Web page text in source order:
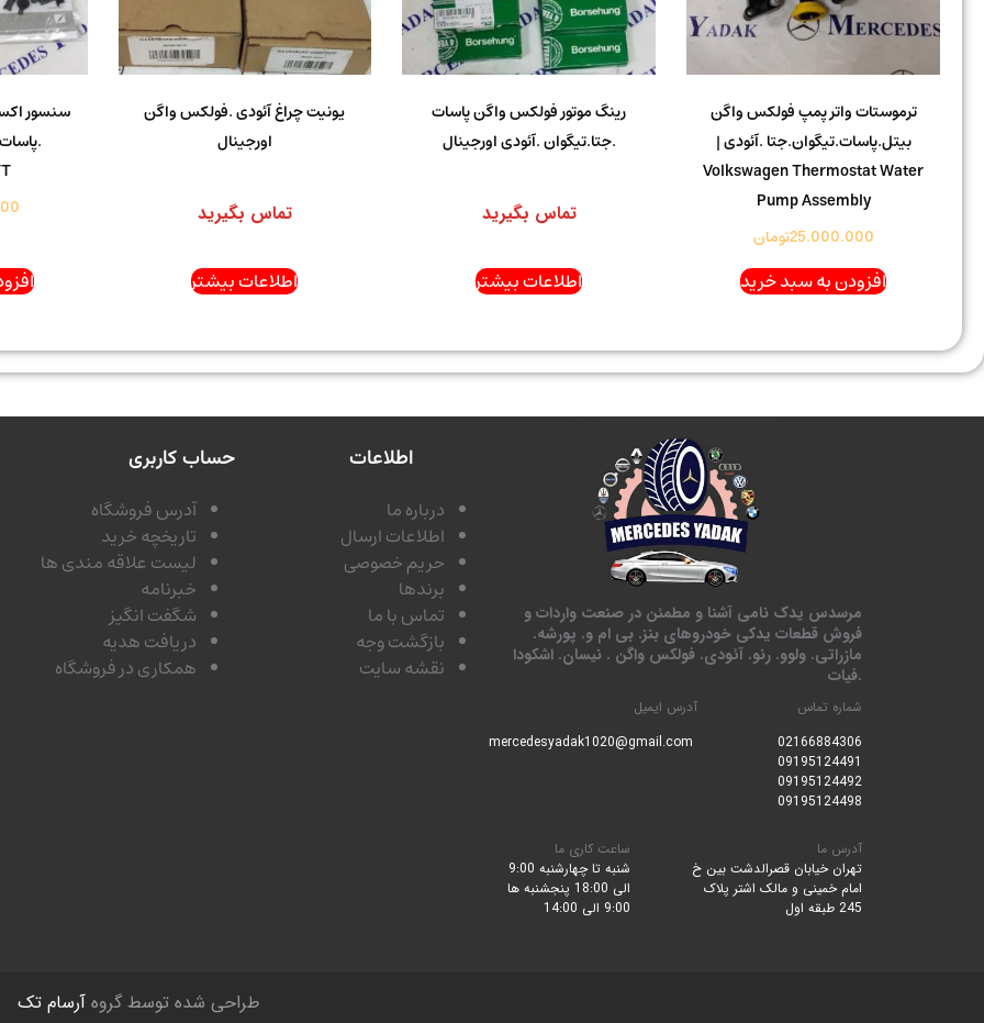
ترموستات واتر پمپ فولکس واگن
بیتل.پاسات.تیگوان.جتا .آئودی |
Volkswagen Thermostat Water
Pump Assembly
25.000.000تومان
افزودن به سبد خرید
رینگ موتور فولکس واگن پاسات
.جتا.تیگوان .آئودی اورجینال
تماس بگیرید
اطلاعات بیشتر
یونیت چراغ آئودی .فولکس واگن
اورجینال
تماس بگیرید
اطلاعات بیشتر
سنسور
مرسدس یدک نامی آشنا و مطمئن در صنعت واردات و
فروش قطعات یدکی خودروهای بنز. بی ام و. پورشه.
مازراتی. ولوو. رنو. آئودی. فولکس واگن . نیسان. اشکودا
.فیات
شماره تماس
02166884306
09195124491
09195124492
09195124498
آدرس ایمیل
آدرس ما
تهران خیابان قصرالدشت بین خ
امام خمینی و مالک اشتر پلاک
245 طبقه اول
ساعت کاری ما
شنبه تا چهارشنبه 9:00
الی 18:00 پنجشنبه ها
9:00 الی 14:00
اطلاعات
درباره ما
اطلاعات ارسال
حریم خصوصی
برندها
تماس با ما
بازگشت وجه
نقشه سایت
حساب کاربری
آدرس فروشگاه
تاریخچه خرید
لیست علاقه مندی ها
خبرنامه
شگفت انگیز
دریافت هدیه
همکاری در فروشگاه
طراحی شده توسط گروه آرسام تک